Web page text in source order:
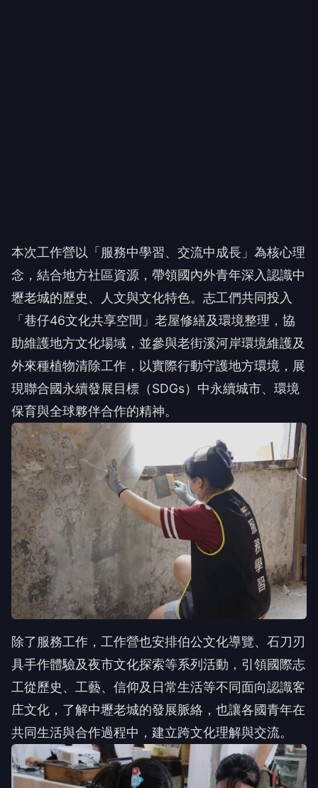
念，結合地方社區資源，帶領國內外青年深入認識中
壢老城的歷史、人文與文化特色。志工們共同投入
「巷仔46文化共享空間」老屋修繕及環境整理，協
助維護地方文化場域，並參與老街溪河岸環境維護及
外來種植物清除工作，以實際行動守護地方環境，展
現聯合國永續發展目標（SDGs）中永續城市、環境
保育與全球夥伴合作的精神。
除了服務工作，工作營也安排伯公文化導覽、石刀刃
具手作體驗及夜市文化探索等系列活動，引領國際志
工從歷史、工藝、信仰及日常生活等不同面向認識客
庄文化，了解中壢老城的發展脈絡，也讓各國青年在
共同生活與合作過程中，建立跨文化理解與交流。